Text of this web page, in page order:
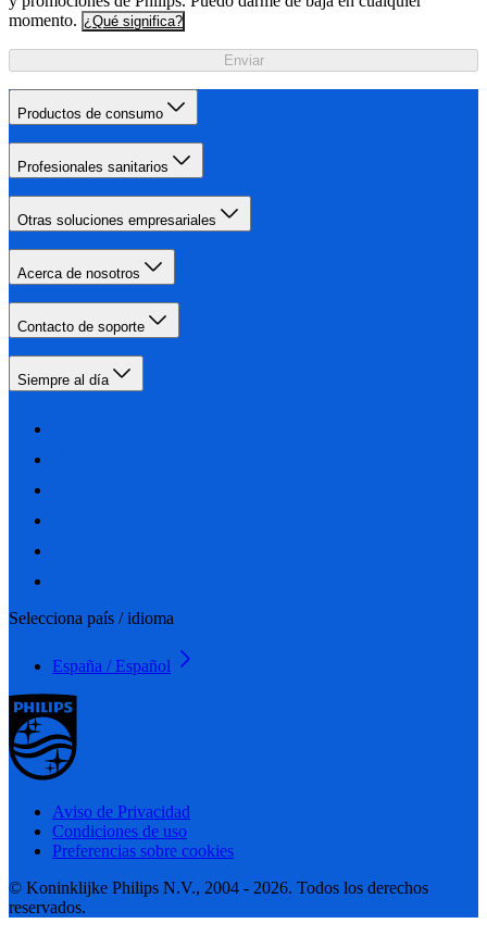
momento. ¿Qué significa?
Enviar
Productos de consumo
Profesionales sanitarios
Otras soluciones empresariales
Acerca de nosotros
Contacto de soporte
Siempre al día
Selecciona país / idioma
España / Español
Aviso de Privacidad
Condiciones de uso
Preferencias sobre cookies
© Koninklijke Philips N.V., 2004 - 2026. Todos los derechos
reservados.